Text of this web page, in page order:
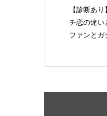
【診断あ
チ恋の違い
ファンとガ